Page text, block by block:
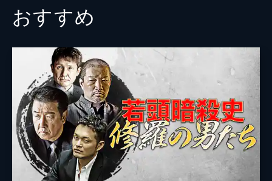
松田優
野村祐人
御木裕
YOSHI
監督
おすすめ